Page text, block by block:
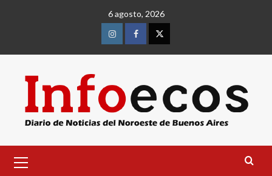
6 agosto, 2026
InstagramFacebookTwitter
primario